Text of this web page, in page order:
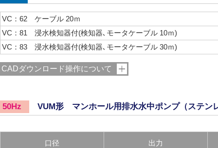
VC：62 ケーブル 20ｍ
VC：81 浸水検知器付(検知器､モータケーブル 10ｍ)
VC：83 浸水検知器付(検知器､モータケーブル 30ｍ)
CADダウンロード操作について
50Hz VUM形 マンホール用排水水中ポンプ（ステン
口径 出力